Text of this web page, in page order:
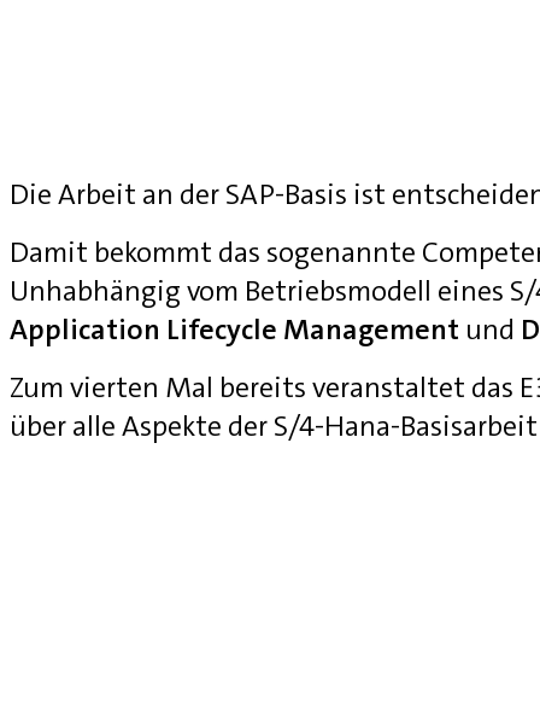
Die Arbeit an der SAP-Basis ist
Damit bekommt das sogenannte
Unhabhängig vom Betriebsmodell eines
Application Lifecycle Management und
Zum vierten Mal bereits veranstaltet das
über alle Aspekte der S/4-Hana-